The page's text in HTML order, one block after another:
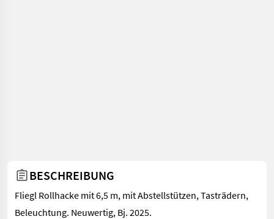
BESCHREIBUNG
Fliegl Rollhacke mit 6,5 m, mit Abstellstützen, Tasträdern,
Beleuchtung. Neuwertig, Bj. 2025.